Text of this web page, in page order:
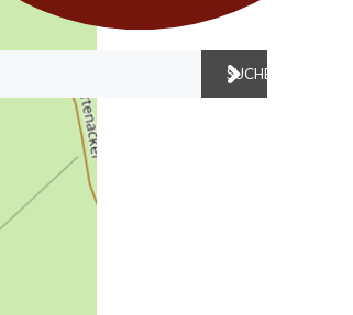
SUCHEN